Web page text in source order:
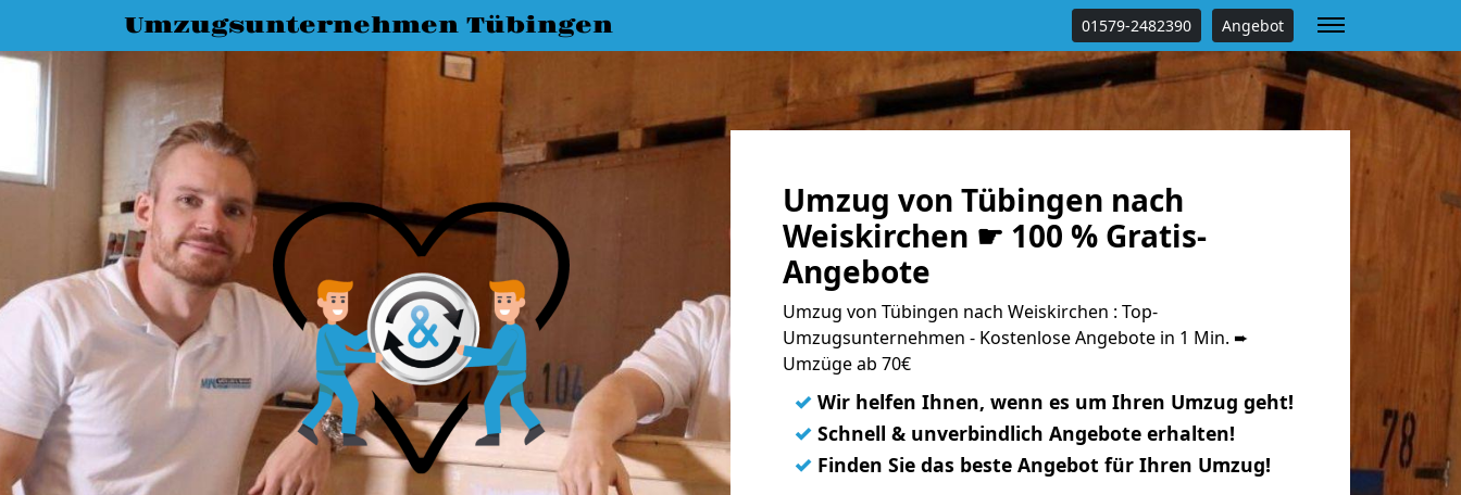
Umzugsunternehmen Tübingen 01579-2482390 Angebot
Umzug von Tübingen nach
Weiskirchen ☛ 100 % Gratis-
Angebote
Umzug von Tübingen nach Weiskirchen : Top-
Umzugsunternehmen - Kostenlose Angebote in 1 Min. ➨
Umzüge ab 70€
✓ Wir helfen Ihnen, wenn es um Ihren Umzug geht!
✓ Schnell & unverbindlich Angebote erhalten!
✓ Finden Sie das beste Angebot für Ihren Umzug!